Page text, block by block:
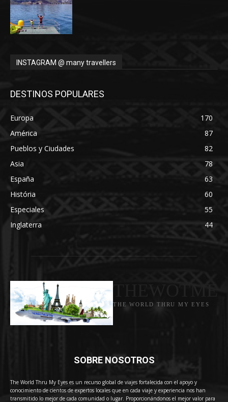
INSTAGRAM @ many travellers
DESTINOS POPULARES
Europa
170
América
87
Pueblos y Ciudades
82
Asia
78
España
63
História
60
Especiales
55
Inglaterra
44
THE WORLD THRU MY EYES
SOBRE NOSOTROS
The World Thru My Eyes es un recurso global de viajes fortalecida con el apoyo y
conocimiento de cientos de expertos locales que en cada viaje y experiencia nos han
transmitido lo mejor de cada comunidad o lugar. Proporcionándonos el mejor valor para